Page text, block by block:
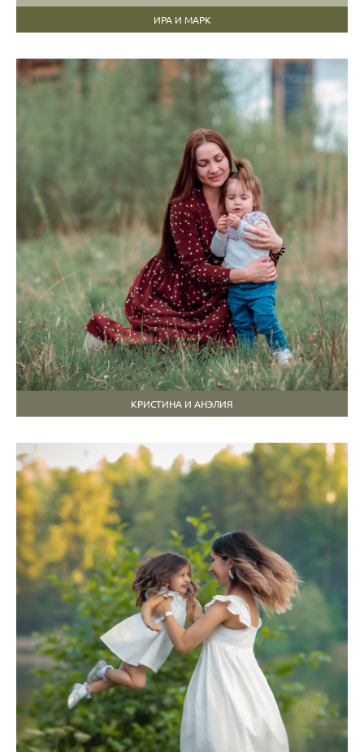
ИРА И МАРК
КРИСТИНА И АНЭЛИЯ